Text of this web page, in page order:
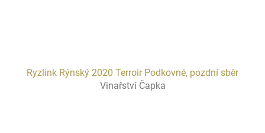
Ryzlink Rýnský 2020 Terroir Podkovné, pozdní sběr
Vinařství Čapka